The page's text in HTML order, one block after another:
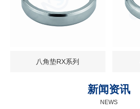
八角垫RX系列
新闻资讯
NEWS